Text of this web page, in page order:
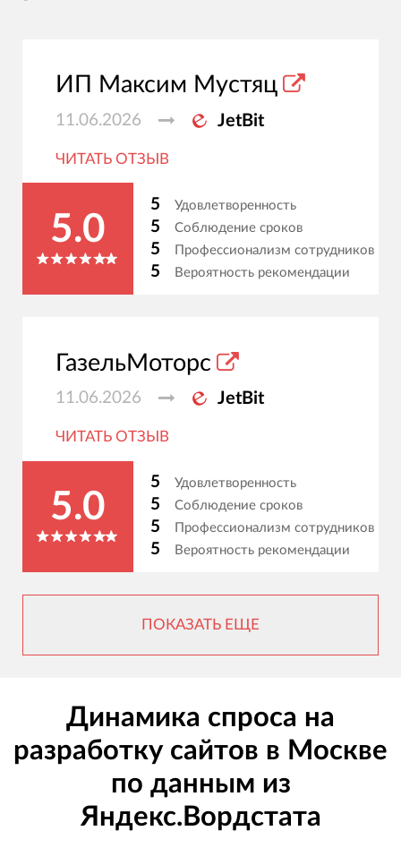
ИП Максим Мустяц
11.06.2026 JetBit
ЧИТАТЬ ОТЗЫВ
5.0
5 Удовлетворенность
5 Соблюдение сроков
5 Профессионализм сотрудников
5 Вероятность рекомендации
ГазельМоторс
11.06.2026 JetBit
ЧИТАТЬ ОТЗЫВ
5.0
5 Удовлетворенность
5 Соблюдение сроков
5 Профессионализм сотрудников
5 Вероятность рекомендации
ПОКАЗАТЬ ЕЩЕ
Динамика спроса на
разработку сайтов в Москве
по данным из
Яндекс.Вордстата